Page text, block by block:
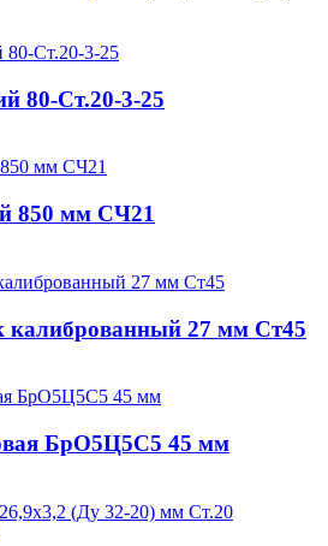
80-Ст.20-3-25
850 мм СЧ21
калиброванный 27 мм Ст45
БрО5Ц5С5 45 мм